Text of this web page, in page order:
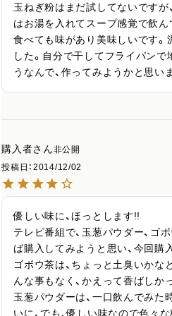
玉ねぎ粉はまだ試してないですが
はお湯を入れてスープ感覚で飲ん
食べても味があり美味しいです
した。自分で干してフライパン
うなんで、作ってみようかと思いま
購入者
非公開
投稿日
2014/12/02
優しい味に、ほっとします!!
テレビ番組で、玉葱パウダー、ゴ
ば購入してみようと思い、今回購
ゴボウ茶は、ちょっと土臭いかな
んな事もなく、かえって香ばしか
玉葱パウダーは、一口飲んでみた
いに、でも､優しい味なので色々